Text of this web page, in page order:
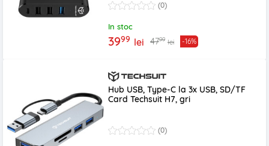
(0)
In stoc
3999 lei 4799 lei -16%
Hub USB, Type-C la 3x USB, SD/TF
Card Techsuit H7, gri
(0)